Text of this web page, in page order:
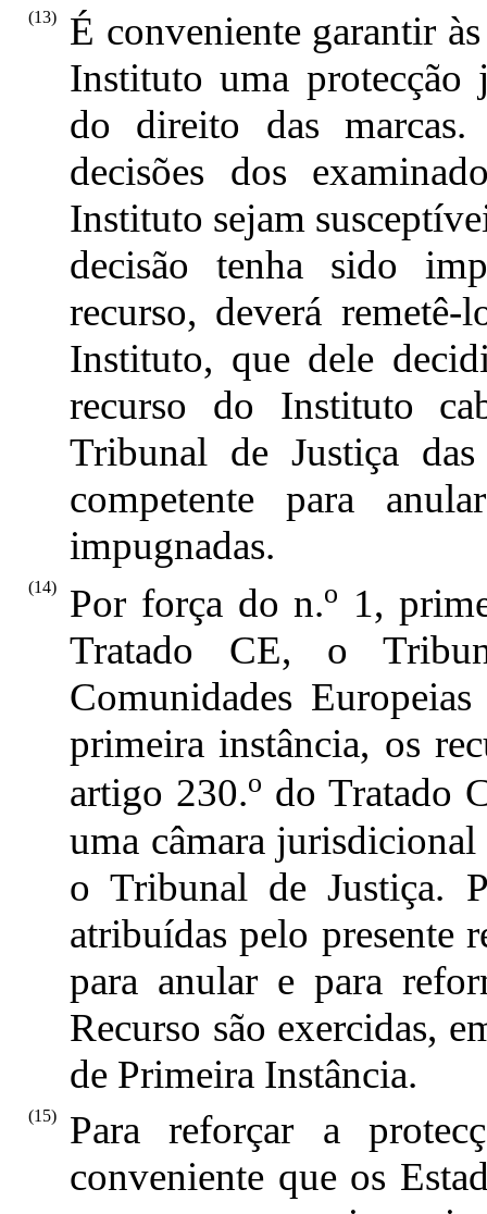
(13)
É conveniente garantir
Instituto uma protecção
do direito das
decisões dos
Instituto sejam
decisão tenha sido
recurso, deverá
Instituto, que dele
recurso do Instituto
Tribunal de Justiça
competente para
impugnadas.
(14) Por força do n.o
1,
Tratado CE, o
Comunidades
primeira instância, os
artigo 230.o do Tratado
uma câmara
o Tribunal de Justiça.
atribuídas pelo presente
para anular e para
Recurso são exercidas,
de Primeira Instância.
(15)
Para reforçar a
conveniente que os